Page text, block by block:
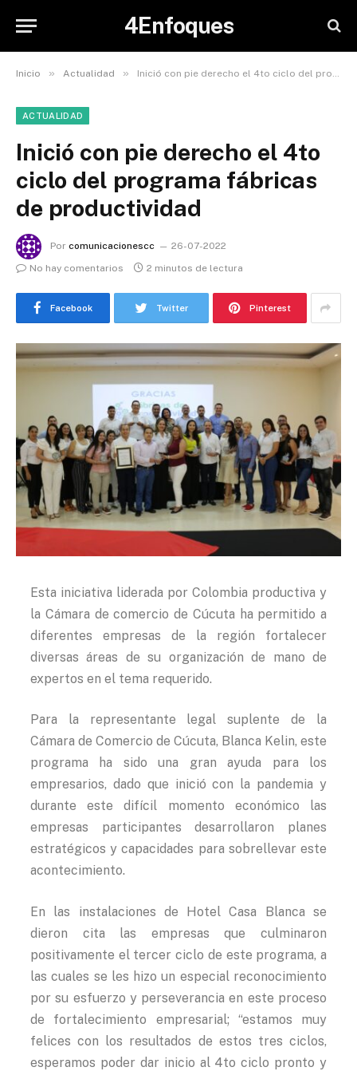
4Enfoques
Inicio » Actualidad » Inició con pie derecho el 4to ciclo del programa fábricas de productividad
ACTUALIDAD
Inició con pie derecho el 4to
ciclo del programa fábricas
de productividad
Por comunicacionescc
26-07-2022
No hay comentarios
2 minutos de lectura
Facebook Twitter Pinterest
Esta iniciativa liderada por Colombia productiva y
la Cámara de comercio de Cúcuta ha permitido a
diferentes empresas de la región fortalecer
diversas áreas de su organización de mano de
expertos en el tema requerido.
Para la representante legal suplente de la
Cámara de Comercio de Cúcuta, Blanca Kelin, este
programa ha sido una gran ayuda para los
empresarios, dado que inició con la pandemia y
durante este difícil momento económico las
empresas participantes desarrollaron planes
estratégicos y capacidades para sobrellevar este
acontecimiento.
En las instalaciones de Hotel Casa Blanca se
dieron cita las empresas que culminaron
positivamente el tercer ciclo de este programa, a
las cuales se les hizo un especial reconocimiento
por su esfuerzo y perseverancia en este proceso
de fortalecimiento empresarial; “estamos muy
felices con los resultados de estos tres ciclos,
esperamos poder dar inicio al 4to ciclo pronto y